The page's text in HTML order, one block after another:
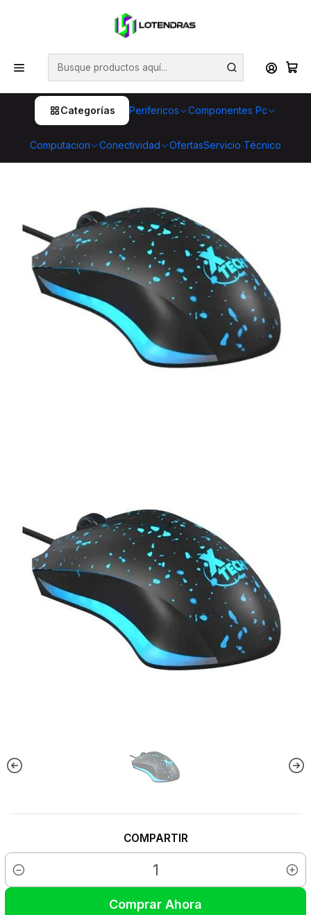
Categorías Perifericos Componentes Pc
Computacion Conectividad OfertasServicio Técnico
💥 ¡Compra HOY y retira GRATIS en tienda! 🏪🚀 Además,
aprovecha cientos de productos con Despacho Gratis 🛒📦
¡No dejes pasar esta oportunidad! 🔥
Inicio Perifericos
Mouse Gamer Xtech 3600 DPI USB – Mouse Gaming
COMPARTIR
Cantidad
Comprar Ahora